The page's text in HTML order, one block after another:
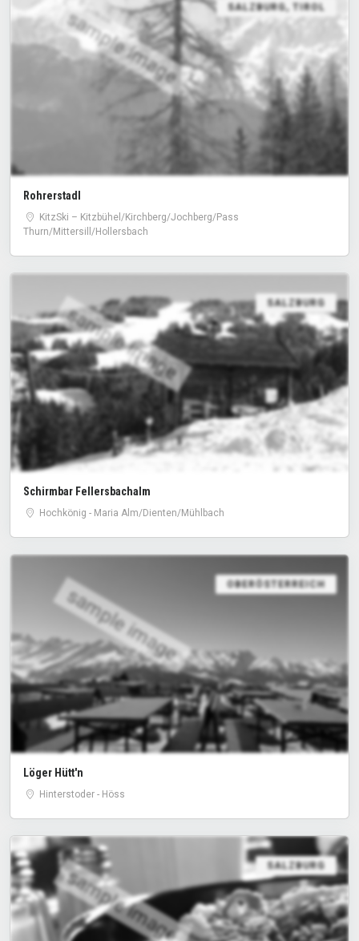
sample image
SALZBURG, TIROL
Rohrerstadl
KitzSki – Kitzbühel/Kirchberg/Jochberg/Pass
Thurn/Mittersill/Hollersbach
sample image
SALZBURG
Schirmbar Fellersbachalm
Hochkönig - Maria Alm/Dienten/Mühlbach
sample image
OBERÖSTERREICH
Löger Hütt'n
Hinterstoder - Höss
sample image
SALZBURG